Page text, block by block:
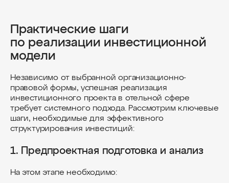
Практические шаги
по реализации инвестиционной
модели
Независимо от выбранной организационно-
правовой формы, успешная реализация
инвестиционного проекта в отельной сфере
требует системного подхода. Рассмотрим ключевые
шаги, необходимые для эффективного
структурирования инвестиций:
1. Предпроектная подготовка и анализ
На этом этапе необходимо: